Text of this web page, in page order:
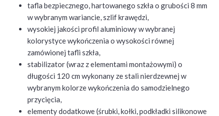
tafla bezpiecznego, hartowanego szkła o grubości 8 mm
w wybranym wariancie, szlif krawędzi,
wysokiej jakości profil aluminiowy w wybranej
kolorystyce wykończenia o wysokości równej
zamówionej tafli szkła,
stabilizator (wraz z elementami montażowymi) o
długości 120 cm wykonany ze stali nierdzewnej w
wybranym kolorze wykończenia do samodzielnego
przycięcia,
elementy dodatkowe (śrubki, kołki, podkładki silikonowe